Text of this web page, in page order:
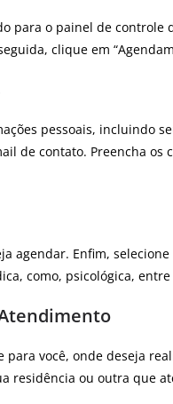
para o painel de controle
clique em
pessoais, incluindo
de contato. Preencha os
agendar. Enfim,
como, psicológica,
para você, onde deseja
residência ou outra que